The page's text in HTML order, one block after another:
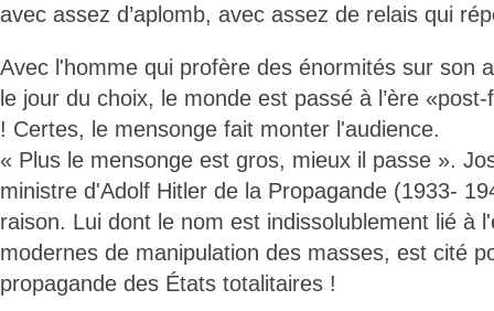
avec assez d’aplomb, avec assez de relais qui
Avec l'homme qui profère des énormités sur son
le jour du choix, le monde est passé à l’ère
! Certes, le mensonge fait monter l'audience.
« Plus le mensonge est gros, mieux il passe ».
ministre d'Adolf Hitler de la Propagande (1933-
raison. Lui dont le nom est indissolublement lié à
modernes de manipulation des masses, est cité
propagande des États totalitaires !